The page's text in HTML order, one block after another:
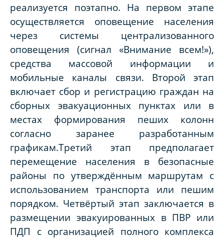
реализуется поэтапно. На первом этапе
осуществляется оповещение населения
через системы централизованного
оповещения (сигнал «Внимание всем!»),
средства массовой информации и
мобильные каналы связи. Второй этап
включает сбор и регистрацию граждан на
сборных эвакуационных пунктах или в
местах формирования пеших колонн
согласно заранее разработанным
графикам.Третий этап предполагает
перемещение населения в безопасные
районы по утверждённым маршрутам с
использованием транспорта или пешим
порядком. Четвёртый этап заключается в
размещении эвакуированных в ПВР или
ПДП с организацией полного комплекса